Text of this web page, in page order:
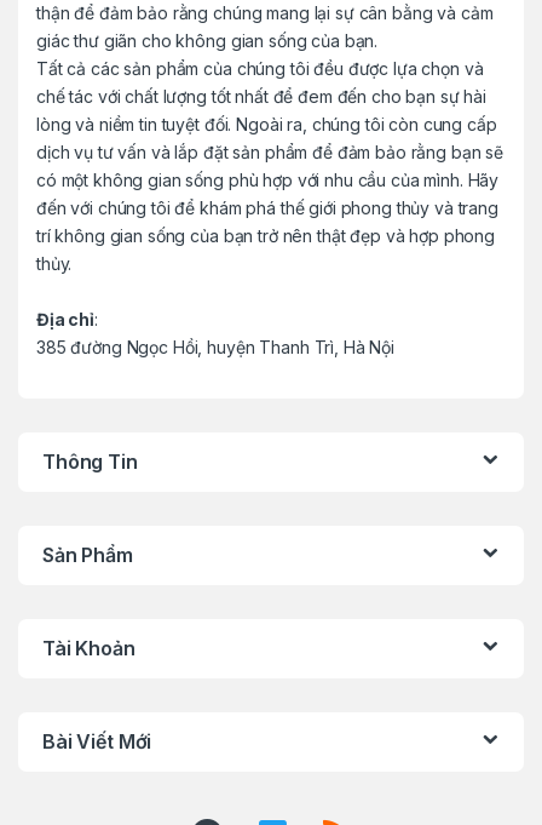
thận để đảm bảo rằng chúng mang lại sự cân bằng và cảm
giác thư giãn cho không gian sống của bạn.
Tất cả các sản phẩm của chúng tôi đều được lựa chọn và
chế tác với chất lượng tốt nhất để đem đến cho bạn sự hài
lòng và niềm tin tuyệt đối. Ngoài ra, chúng tôi còn cung cấp
dịch vụ tư vấn và lắp đặt sản phẩm để đảm bảo rằng bạn sẽ
có một không gian sống phù hợp với nhu cầu của mình. Hãy
đến với chúng tôi để khám phá thế giới phong thủy và trang
trí không gian sống của bạn trở nên thật đẹp và hợp phong
thủy.
Địa chỉ:
385 đường Ngọc Hồi, huyện Thanh Trì, Hà Nội
Thông Tin
Sản Phẩm
Tài Khoản
Bài Viết Mới